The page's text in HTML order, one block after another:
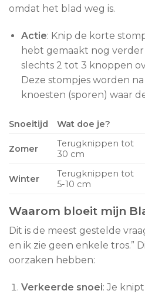
omdat het blad weg is.
Actie: Knip de korte
hebt gemaakt nog
slechts 2 tot 3 knoppen
Deze stompjes worden
knoesten (sporen) waar
Snoeitijd Wat doe je?
Zomer
Terugknippen tot
30 cm
Winter
Terugknippen tot
5-10 cm
Waarom bloeit mijn
Dit is de meest gestelde
en ik zie geen enkele tros.”
oorzaken hebben:
Verkeerde snoei: Je